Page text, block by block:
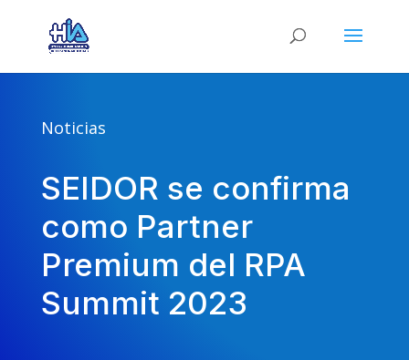
Noticias
SEIDOR se confirma
como Partner
Premium del RPA
Summit 2023